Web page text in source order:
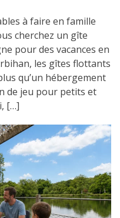
à faire en famille
cherchez un gîte
pour des vacances en
les gîtes flottants
qu’un hébergement
de jeu pour petits et
[…]